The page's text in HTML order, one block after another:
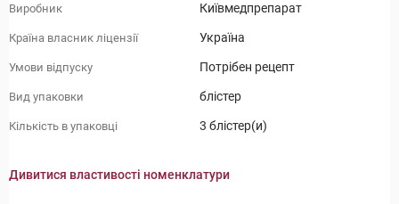
Виробник Київмедпрепарат
Країна власник ліцензії Україна
Умови відпуску Потрібен рецепт
Вид упаковки блістер
Кількість в упаковці 3 блістер(и)
Дивитися властивості номенклатури